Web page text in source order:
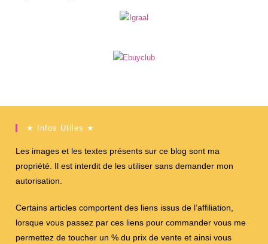
★ Infos Utiles ★
Les images et les textes présents sur ce blog sont ma
propriété. Il est interdit de les utiliser sans demander mon
autorisation.
Certains articles comportent des liens issus de l’affiliation,
lorsque vous passez par ces liens pour commander vous me
permettez de toucher un % du prix de vente et ainsi vous